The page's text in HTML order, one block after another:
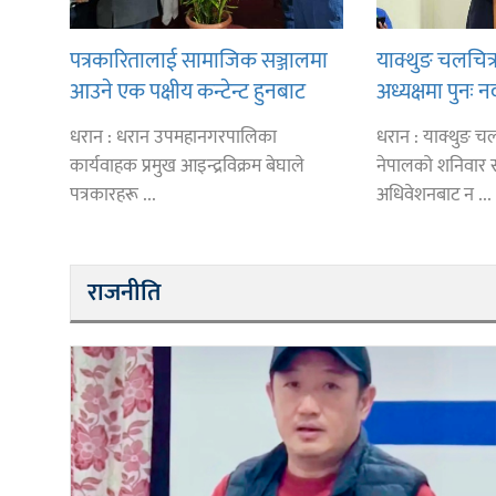
पत्रकारितालाई सामाजिक सञ्जालमा
आउने एक पक्षीय कन्टेन्ट हुनबाट
जोगाउन आग्रह
धरान : धरान उपमहानगरपालिका
कार्यवाहक प्रमुख आइन्द्रविक्रम बेघाले
पत्रकारहरू ...
याक्थुङ
अध्यक्षमा पुनः
धरान : याक्थुङ
नेपालको शनिवार
अधिवेशनबाट न ...
राजनीति